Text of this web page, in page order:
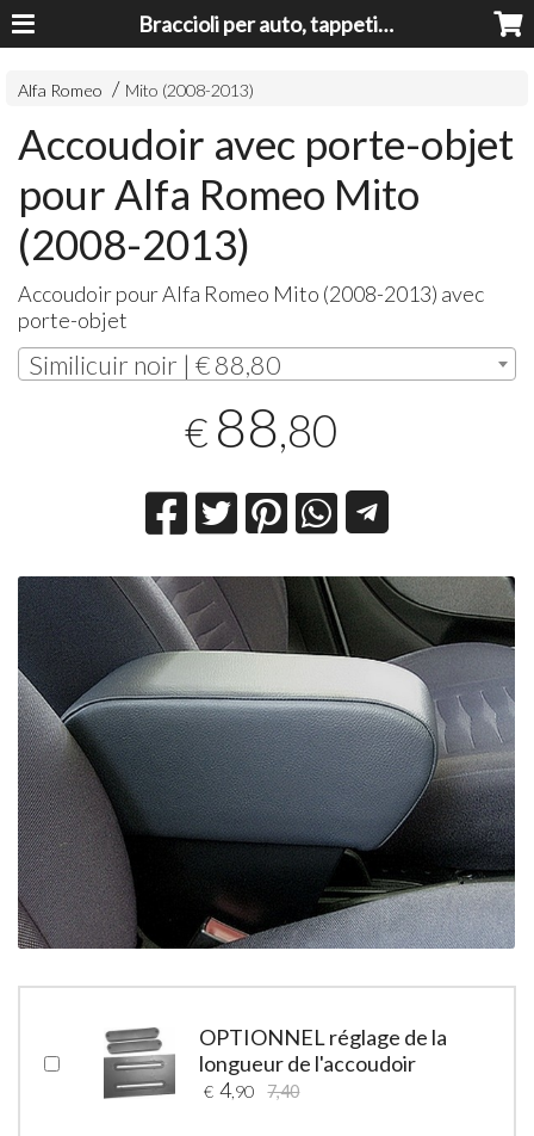
Braccioli per auto, tappeti auto, accessori auto MADE IN ITALY - Armrests, Mittelarmlehnen, Accoundoirs
Alfa Romeo Mito (2008-2013)
Accoudoir avec porte-objet
pour Alfa Romeo Mito
(2008-2013)
Accoudoir pour Alfa Romeo Mito (2008-2013) avec
porte-objet
Similicuir noir | € 88,80
€ 88,80
OPTIONNEL réglage de la
longueur de l'accoudoir
€ 4,90 7,40